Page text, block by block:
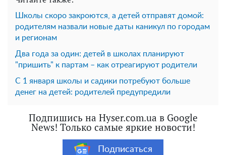
Школы скоро закроются, а детей отправят домой:
родителям назвали новые даты каникул по городам
и регионам
Два года за один: детей в школах планируют
"пришить" к партам – как отреагируют родители
С 1 января школы и садики потребуют больше
денег на детей: родителей предупредили
Подпишись на Hyser.com.ua в Google
News! Только самые яркие новости!
Подписаться